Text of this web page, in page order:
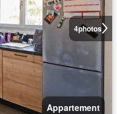
4photos
Appartement